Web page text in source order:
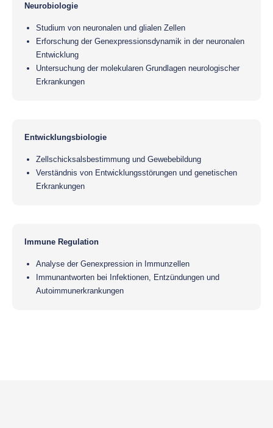
Neurobiologie
Studium von neuronalen und glialen Zellen
Erforschung der Genexpressionsdynamik in der neuronalen
Entwicklung
Untersuchung der molekularen Grundlagen neurologischer
Erkrankungen
Entwicklungsbiologie
Zellschicksalsbestimmung und Gewebebildung
Verständnis von Entwicklungsstörungen und genetischen
Erkrankungen
Immune Regulation
Analyse der Genexpression in Immunzellen
Immunantworten bei Infektionen, Entzündungen und
Autoimmunerkrankungen